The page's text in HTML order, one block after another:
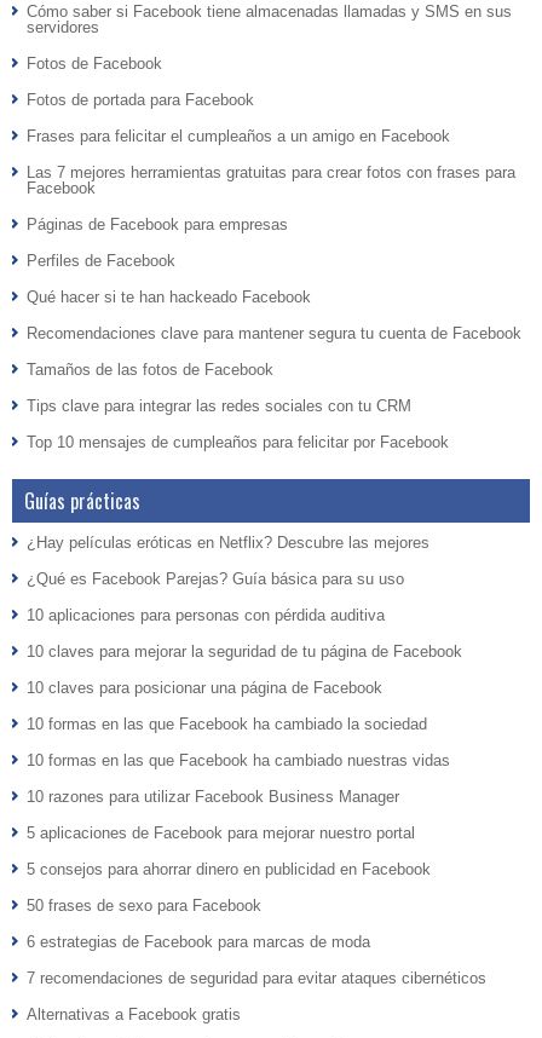
Cómo saber si Facebook tiene almacenadas llamadas y SMS en sus
servidores
Fotos de Facebook
Fotos de portada para Facebook
Frases para felicitar el cumpleaños a un amigo en Facebook
Las 7 mejores herramientas gratuitas para crear fotos con frases para
Facebook
Páginas de Facebook para empresas
Perfiles de Facebook
Qué hacer si te han hackeado Facebook
Recomendaciones clave para mantener segura tu cuenta de Facebook
Tamaños de las fotos de Facebook
Tips clave para integrar las redes sociales con tu CRM
Top 10 mensajes de cumpleaños para felicitar por Facebook
Guías prácticas
¿Hay películas eróticas en Netflix? Descubre las mejores
¿Qué es Facebook Parejas? Guía básica para su uso
10 aplicaciones para personas con pérdida auditiva
10 claves para mejorar la seguridad de tu página de Facebook
10 claves para posicionar una página de Facebook
10 formas en las que Facebook ha cambiado la sociedad
10 formas en las que Facebook ha cambiado nuestras vidas
10 razones para utilizar Facebook Business Manager
5 aplicaciones de Facebook para mejorar nuestro portal
5 consejos para ahorrar dinero en publicidad en Facebook
50 frases de sexo para Facebook
6 estrategias de Facebook para marcas de moda
7 recomendaciones de seguridad para evitar ataques cibernéticos
Alternativas a Facebook gratis